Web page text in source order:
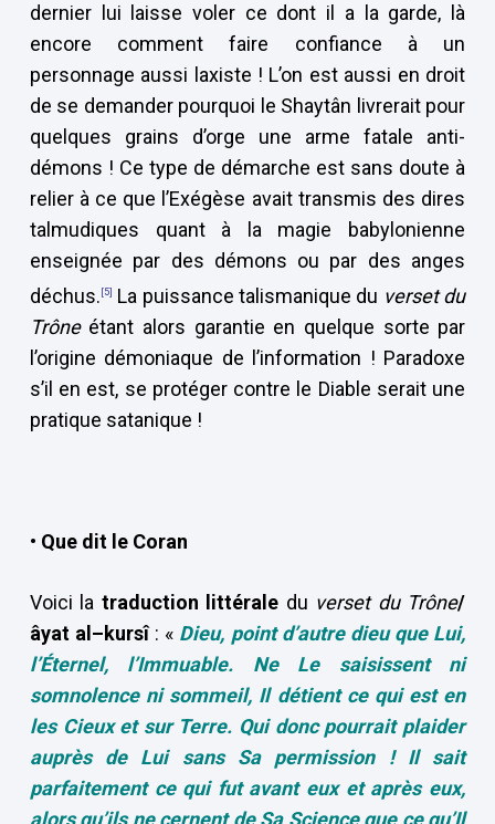
dernier lui laisse voler ce dont il a la garde, là
encore comment faire confiance à un
personnage aussi laxiste ! L’on est aussi en droit
de se demander pourquoi le Shaytân livrerait pour
quelques grains d’orge une arme fatale anti-
démons ! Ce type de démarche est sans doute à
relier à ce que l’Exégèse avait transmis des dires
talmudiques quant à la magie babylonienne
enseignée par des démons ou par des anges
déchus. [5] La puissance talismanique du verset du
Trôneétant alors garantie en quelque sorte par
l’origine démoniaque de l’information ! Paradoxe
s’il en est, se protéger contre le Diable serait une
pratique satanique !
• Que dit le Coran
Voici la traduction littérale du verset du Trône/
âyat al–kursî: « Dieu, point d’autre dieu que Lui,
l’Éternel, l’Immuable. Ne Le saisissent ni
somnolence ni sommeil, Il détient ce qui est en
les Cieux et sur Terre. Qui donc pourrait plaider
auprès de Lui sans Sa permission! Il sait
parfaitementce qui fut avant eux et après eux,
alors qu’ils ne cernent de Sa Science que ce qu’Il